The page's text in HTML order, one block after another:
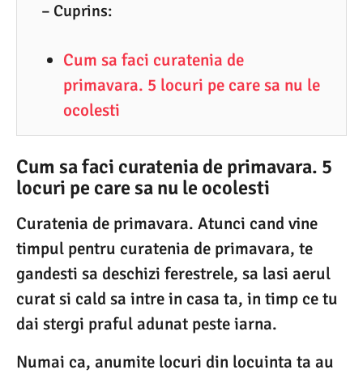
– Cuprins:
Cum sa faci curatenia de
primavara. 5 locuri pe care sa nu le
ocolesti
Cum sa faci curatenia de primavara. 5
locuri pe care sa nu le ocolesti
Curatenia de primavara. Atunci cand vine
timpul pentru curatenia de primavara, te
gandesti sa deschizi ferestrele, sa lasi aerul
curat si cald sa intre in casa ta, in timp ce tu
dai stergi praful adunat peste iarna.
Numai ca, anumite locuri din locuinta ta au